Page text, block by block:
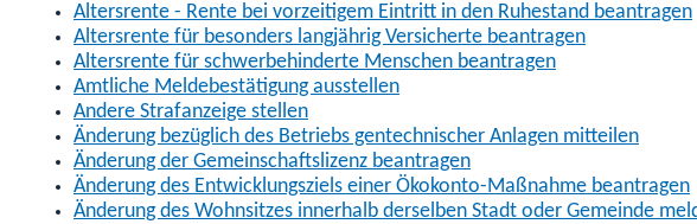
Altersrente - Rente bei vorzeitigem Eintritt in den Ruhestand beantragen
Altersrente für besonders langjährig Versicherte beantragen
Altersrente für schwerbehinderte Menschen beantragen
Amtliche Meldebestätigung ausstellen
Andere Strafanzeige stellen
Änderung bezüglich des Betriebs gentechnischer Anlagen mitteilen
Änderung der Gemeinschaftslizenz beantragen
Änderung des Entwicklungsziels einer Ökokonto-Maßnahme beantragen
Änderung des Wohnsitzes innerhalb derselben Stadt oder Gemeinde